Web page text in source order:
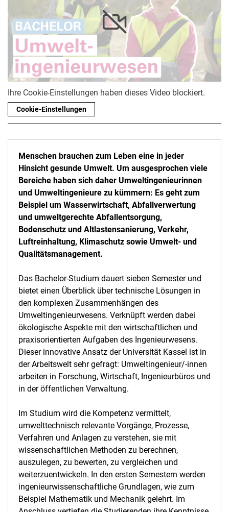
Ihre Cookie-Einstellungen haben dieses Video blockiert.
Cookie-Einstellungen
Menschen brauchen zum Leben eine in jeder
Hinsicht gesunde Umwelt. Um ausgesprochen viele
Bereiche haben sich daher Umweltingenieurinnen
und Umweltingenieure zu kümmern: Es geht zum
Beispiel um Wasserwirtschaft, Abfallverwertung
und umweltgerechte Abfallentsorgung,
Bodenschutz und Altlastensanierung, Verkehr,
Luftreinhaltung, Klimaschutz sowie Umwelt- und
Qualitätsmanagement.
Das Bachelor-Studium dauert sieben Semester und
bietet einen Überblick über technische Lösungen in
den komplexen Zusammenhängen des
Umweltingenieurwesens. Verknüpft werden dabei
ökologische Aspekte mit den wirtschaftlichen und
praxisorientierten Aufgaben des Ingenieurwesens.
Dieser innovative Ansatz der Universität Kassel ist in
der Arbeitswelt sehr gefragt: Umweltingenieur/-innen
arbeiten in Forschung, Wirtschaft, Ingenieurbüros und
in der öffentlichen Verwaltung.
Im Studium wird die Kompetenz vermittelt,
umwelttechnisch relevante Vorgänge, Prozesse,
Verfahren und Anlagen zu verstehen, sie mit
wissenschaftlichen Methoden zu berechnen,
auszulegen, zu bewerten, zu vergleichen und
weiterzuentwickeln. In den ersten Semestern werden
ingenieurwissenschaftliche Grundlagen, wie zum
Beispiel Mathematik und Mechanik gelehrt. Im